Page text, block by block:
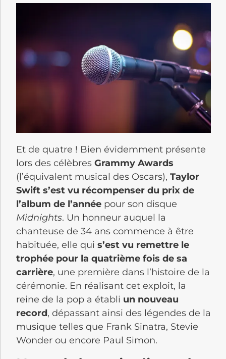
Et de quatre ! Bien évidemment présente
lors des célèbres Grammy Awards
(l’équivalent musical des Oscars), Taylor
Swift s’est vu récompenser du prix de
l’album de l’année pour son disque
Midnights. Un honneur auquel la
chanteuse de 34 ans commence à être
habituée, elle qui s’est vu remettre le
trophée pour la quatrième fois de sa
carrière, une première dans l’histoire de la
cérémonie. En réalisant cet exploit, la
reine de la pop a établi un nouveau
record, dépassant ainsi des légendes de la
musique telles que Frank Sinatra, Stevie
Wonder ou encore Paul Simon.